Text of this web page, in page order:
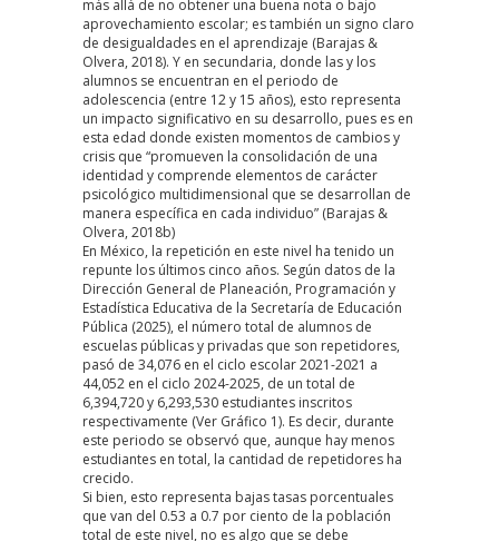
más allá de no obtener una buena nota o bajo
aprovechamiento escolar; es también un signo claro
de desigualdades en el aprendizaje (Barajas &
Olvera, 2018). Y en secundaria, donde las y los
alumnos se encuentran en el periodo de
adolescencia (entre 12 y 15 años), esto representa
un impacto significativo en su desarrollo, pues es en
esta edad donde existen momentos de cambios y
crisis que “promueven la consolidación de una
identidad y comprende elementos de carácter
psicológico multidimensional que se desarrollan de
manera específica en cada individuo” (Barajas &
Olvera, 2018b)
En México, la repetición en este nivel ha tenido un
repunte los últimos cinco años. Según datos de la
Dirección General de Planeación, Programación y
Estadística Educativa de la Secretaría de Educación
Pública (2025), el número total de alumnos de
escuelas públicas y privadas que son repetidores,
pasó de 34,076 en el ciclo escolar 2021-2021 a
44,052 en el ciclo 2024-2025, de un total de
6,394,720 y 6,293,530 estudiantes inscritos
respectivamente (Ver Gráfico 1). Es decir, durante
este periodo se observó que, aunque hay menos
estudiantes en total, la cantidad de repetidores ha
crecido.
Si bien, esto representa bajas tasas porcentuales
que van del 0.53 a 0.7 por ciento de la población
total de este nivel, no es algo que se debe